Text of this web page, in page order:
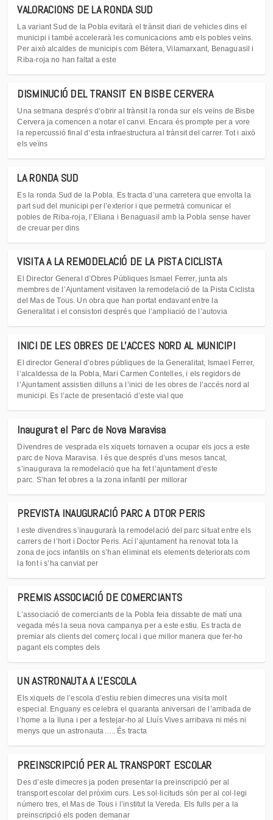
VALORACIONS DE LA RONDA SUD
La variant Sud de la Pobla evitarà el trànsit diari de vehicles dins el
municipi i també accelerarà les comunicacions amb els pobles veïns.
Per això alcaldes de municipis com Bètera, Vilamarxant, Benaguasil i
Riba-roja no han faltat a este
DISMINUCIÓ DEL TRANSIT EN BISBE CERVERA
Una setmana després d’obrir al trànsit la ronda sur els veïns de Bisbe
Cervera ja comencen a notar el canvi. Encara és prompte per a vore
la repercussió final d’esta infraestructura al trànsit del carrer. Tot i això
els veïns
LA RONDA SUD
Es la ronda Sud de la Pobla. Es tracta d’una carretera que envolta la
part sud del municipi per l’exterior i que permetrà comunicar el
pobles de Riba-roja, l’Eliana i Benaguasil amb la Pobla sense haver
de creuar per dins
VISITA A LA REMODELACIÓ DE LA PISTA CICLISTA
El Director General d’Obres Públiques Ismael Ferrer, junta als
membres de l’Ajuntament visitaven la remodelació de la Pista Ciclista
del Mas de Tous. Un obra que han portat endavant entre la
Generalitat i el consistori després que l’ampliació de l’autovia
INICI DE LES OBRES DE L'ACCES NORD AL MUNICIPI
El director General d’obres públiques de la Generalitat, Ismael Ferrer,
l’alcaldessa de la Pobla, Mari Carmen Contelles, i els regidors de
l’Ajuntament assistien dilluns a l’inici de les obres de l’accés nord al
municipi. Es l’acte de presentació d’este vial que
Inaugurat el Parc de Nova Maravisa
Divendres de vesprada els xiquets tornaven a ocupar els jocs a este
parc de Nova Maravisa. I és que després d’uns mesos tancat,
s’inaugurava la remodelació que ha fet l’ajuntament d’este
parc. S’han fet obres a la zona infantil per millorar
PREVISTA INAUGURACIÓ PARC A DTOR PERIS
I este divendres s’inaugurarà la remodelació del parc situat entre els
carrers de l’hort i Doctor Peris. Ací l’ajuntament ha renovat tota la
zona de jocs infantils on s’han eliminat els elements deteriorats com
la font i s’ha canviat per
PREMIS ASSOCIACIÓ DE COMERCIANTS
L’associació de comerciants de la Pobla feia dissabte de matí una
vegada més la seua nova campanya per a este estiu. Es tracta de
premiar als clients del comerç local i que millor manera que fer-ho
pagant els comptes dels
UN ASTRONAUTA A L'ESCOLA
Els xiquets de l’escola d’estiu rebien dimecres una visita molt
especial. Enguany es celebra el quaranta aniversari de l’arribada de
l’home a la lluna i per a festejar-ho al Lluís Vives arribava ni més ni
menys que un astronauta….. És tracta
PREINSCRIPCIÓ PER AL TRANSPORT ESCOLAR
Des d’este dimecres ja poden presentar la preinscripció per al
transport escolar del pròxim curs. Les sol·licituds són per al col·legi
número tres, el Mas de Tous i l’institut la Vereda. Els fulls per a la
preinscripció els poden demanar